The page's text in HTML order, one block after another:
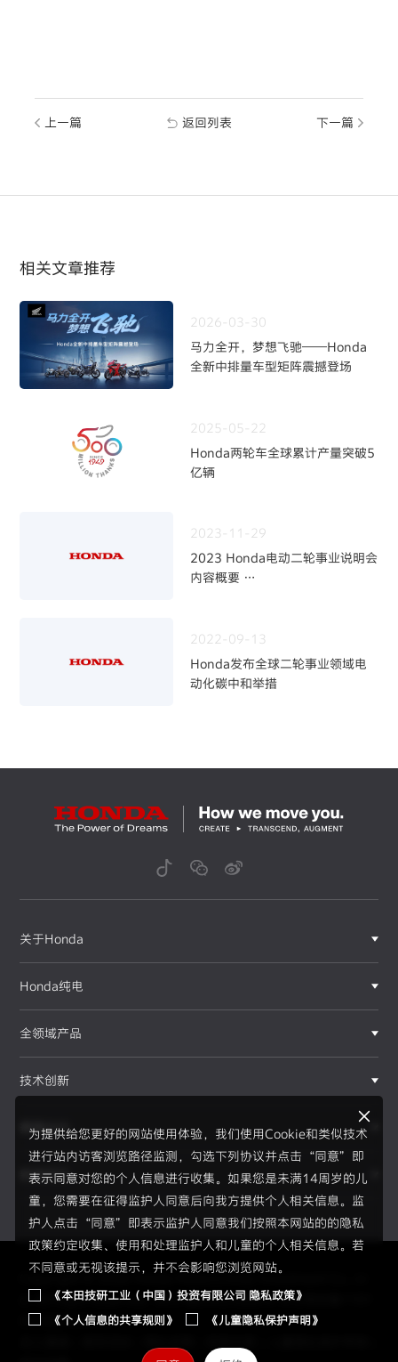
上一篇 返回列表 下一篇
相关文章推荐
2026-03-30
马力全开，梦想飞驰——Honda
全新中排量车型矩阵震撼登场
2025-05-22
Honda两轮车全球累计产量突破5
亿辆
2023-11-29
2023 Honda电动二轮事业说明会
内容概要
2022-09-13
Honda发布全球二轮事业领域电
动化碳中和举措
为提供给您更好的网站使用体验，我们使用Cookie和类似技术
进行站内访客浏览路径监测，勾选下列协议并点击“同意”即
表示同意对您的个人信息进行收集。如果您是未满14周岁的儿
童，您需要在征得监护人同意后向我方提供个人相关信息。监
护人点击“同意”即表示监护人同意我们按照本网站的的隐私
政策约定收集、使用和处理监护人和儿童的个人相关信息。若
不同意或无视该提示，并不会影响您浏览网站。
《本田技研工业（中国）投资有限公司 隐私政策》
《个人信息的共享规则》
《儿童隐私保护声明》
关于Honda
Honda纯电
全领域产品
技术创新
赛事运动
新闻资讯
Copyright © 2026 Honda Motor(China) Investment Co., Lt
d. All Right Reserved.京ICP备05023886号 京公网安备1101
0502034595号
F1®赛事